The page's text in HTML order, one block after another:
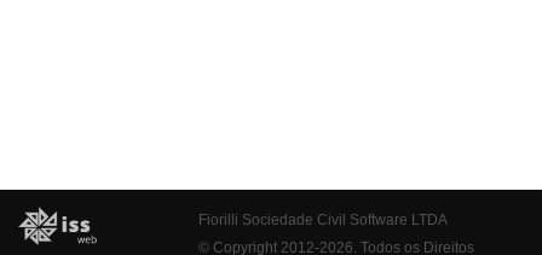
Fiorilli Sociedade Civil Software LTDA
© Copyright 2012-2026. Todos os Direitos